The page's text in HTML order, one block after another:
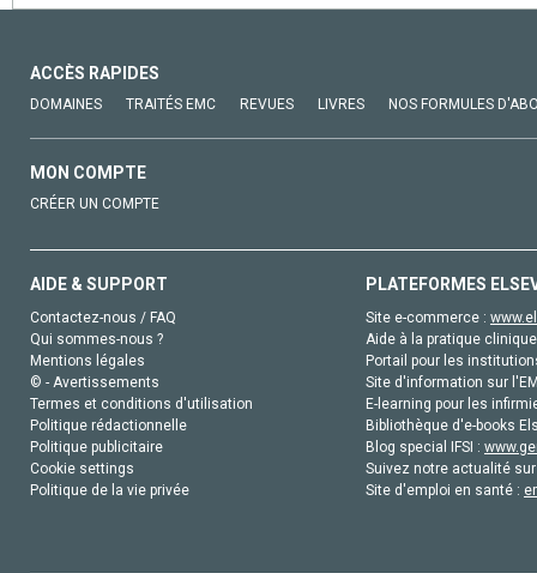
ACCÈS RAPIDES
DOMAINES TRAITÉS EMC REVUES LIVRES NOS FORMULES
MON COMPTE
CRÉER UN COMPTE
AIDE & SUPPORT
Contactez-nous / FAQ
Qui sommes-nous ?
Mentions légales
© - Avertissements
Termes et conditions d'utilisation
Politique rédactionnelle
Politique publicitaire
Cookie settings
Politique de la vie privée
PLATEFORMES
Site e-commerce :
Aide à la pratique
Portail pour les
Site d'information sur
E-learning pour les
Bibliothèque d'e-books
Blog special IFSI :
Suivez notre actualité
Site d'emploi en santé :